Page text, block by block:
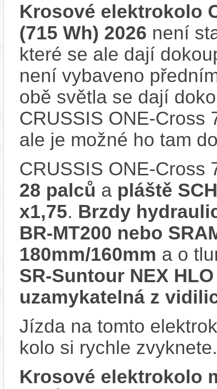
Krosové elektrokolo
(715 Wh) 2026 není
které se ale dají
není vybaveno
obě světla se dají
CRUSSIS ONE-Cross
ale je možné ho tam
CRUSSIS ONE-Cross
28 palců a pláště
x1,75. Brzdy
BR-MT200 nebo
180mm/160mm a o
SR-Suntour NEX
uzamykatelná z
Jízda na tomto
kolo si rychle zvyknete.
Krosové elektrokolo